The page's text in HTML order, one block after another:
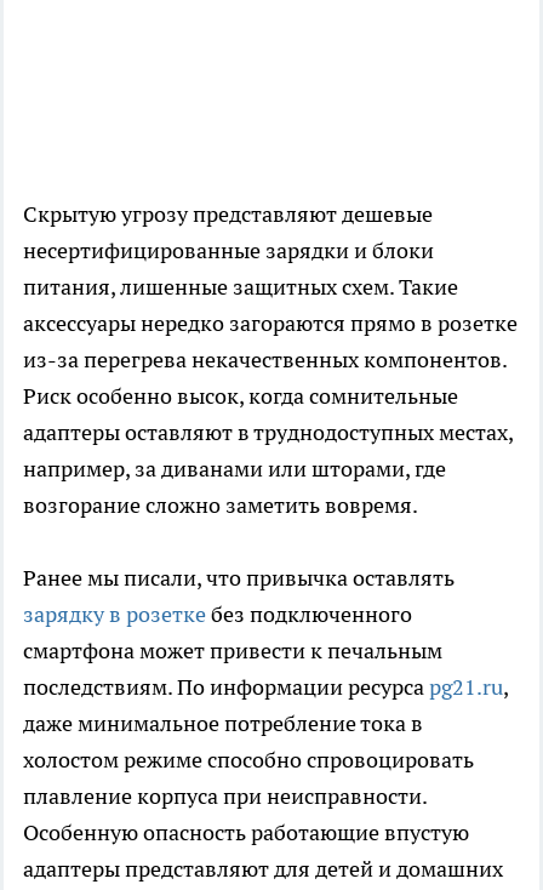
Скрытую угрозу представляют дешевые
несертифицированные зарядки и блоки
питания, лишенные защитных схем. Такие
аксессуары нередко загораются прямо в розетке
из-за перегрева некачественных компонентов.
Риск особенно высок, когда сомнительные
адаптеры оставляют в труднодоступных местах,
например, за диванами или шторами, где
возгорание сложно заметить вовремя.
Ранее мы писали, что привычка оставлять
зарядку в розеткебез подключенного
смартфона может привести к печальным
последствиям. По информации ресурсаpg21.ru,
даже минимальное потребление тока в
холостом режиме способно спровоцировать
плавление корпуса при неисправности.
Особенную опасность работающие впустую
адаптеры представляют для детей и домашних